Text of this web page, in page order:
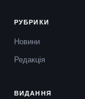
РУБРИКИ
Новини
Редакція
ВИДАННЯ